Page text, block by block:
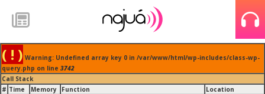
( ! ) Warning: Undefined array key 0 in /var/www/html/wp-includes/class-wp-
query.php on line 3742
Call Stack
# Time Memory Function
Location